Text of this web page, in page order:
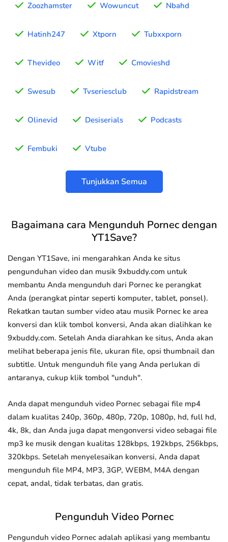
Zoozhamster Wowuncut Nbahd
Hatinh247 Xtporn Tubxxporn
Thevideo Witf Cmovieshd
Swesub Tvseriesclub Rapidstream
Olinevid Desiserials Podcasts
Fembuki Vtube
Tunjukkan Semua
Bagaimana cara Mengunduh Pornec dengan
YT1Save?
Dengan YT1Save, ini mengarahkan Anda ke situs
pengunduhan video dan musik 9xbuddy.com untuk
membantu Anda mengunduh dari Pornec ke perangkat
Anda (perangkat pintar seperti komputer, tablet, ponsel).
Rekatkan tautan sumber video atau musik Pornec ke area
konversi dan klik tombol konversi, Anda akan dialihkan ke
9xbuddy.com. Setelah Anda diarahkan ke situs, Anda akan
melihat beberapa jenis file, ukuran file, opsi thumbnail dan
subtitle. Untuk mengunduh file yang Anda perlukan di
antaranya, cukup klik tombol "unduh".
Anda dapat mengunduh video Pornec sebagai file mp4
dalam kualitas 240p, 360p, 480p, 720p, 1080p, hd, full hd,
4k, 8k, dan Anda juga dapat mengonversi video sebagai file
mp3 ke musik dengan kualitas 128kbps, 192kbps, 256kbps,
320kbps. Setelah menyelesaikan konversi, Anda dapat
mengunduh file MP4, MP3, 3GP, WEBM, M4A dengan
cepat, andal, tidak terbatas, dan gratis.
Pengunduh Video Pornec
Pengunduh video Pornec adalah aplikasi yang membantu